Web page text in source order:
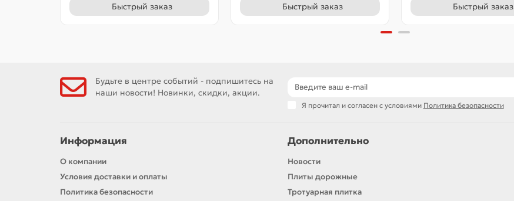
Быстрый заказ Быстрый заказ Быстрый заказ
Будьте в центре событий - подпишитесь на
наши новости! Новинки, скидки, акции.
Я прочитал и согласен с условиями Политика безопасности
Информация
О компании
Условия доставки и оплаты
Политика безопасности
Дополнительно
Новости
Плиты дорожные
Тротуарная плитка